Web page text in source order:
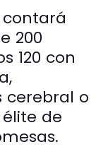
200
120 con
cerebral o
de